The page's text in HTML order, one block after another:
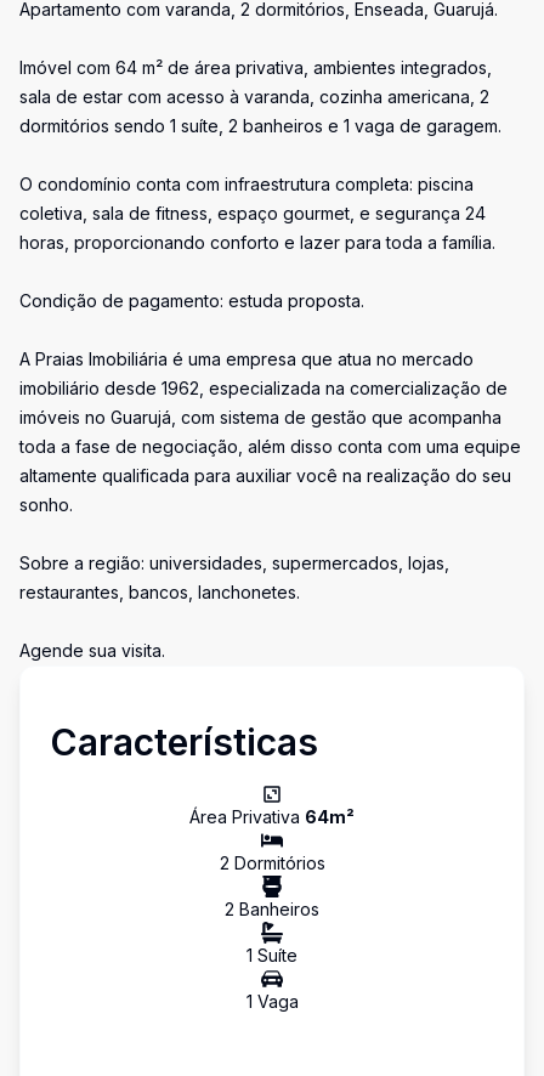
Apartamento com varanda, 2 dormitórios, Enseada, Guarujá.
Imóvel com 64 m² de área privativa, ambientes integrados,
sala de estar com acesso à varanda, cozinha americana, 2
dormitórios sendo 1 suíte, 2 banheiros e 1 vaga de garagem.
O condomínio conta com infraestrutura completa: piscina
coletiva, sala de fitness, espaço gourmet, e segurança 24
horas, proporcionando conforto e lazer para toda a família.
Condição de pagamento: estuda proposta.
A Praias Imobiliária é uma empresa que atua no mercado
imobiliário desde 1962, especializada na comercialização de
imóveis no Guarujá, com sistema de gestão que acompanha
toda a fase de negociação, além disso conta com uma equipe
altamente qualificada para auxiliar você na realização do seu
sonho.
Sobre a região: universidades, supermercados, lojas,
restaurantes, bancos, lanchonetes.
Agende sua visita.
Características
Área Privativa 64m²
2 Dormitórios
2 Banheiros
1 Suíte
1 Vaga